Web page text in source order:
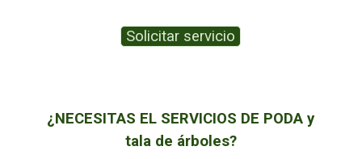
Solicitar servicio
¿NECESITAS EL SERVICIOS DE PODA y
tala de árboles?